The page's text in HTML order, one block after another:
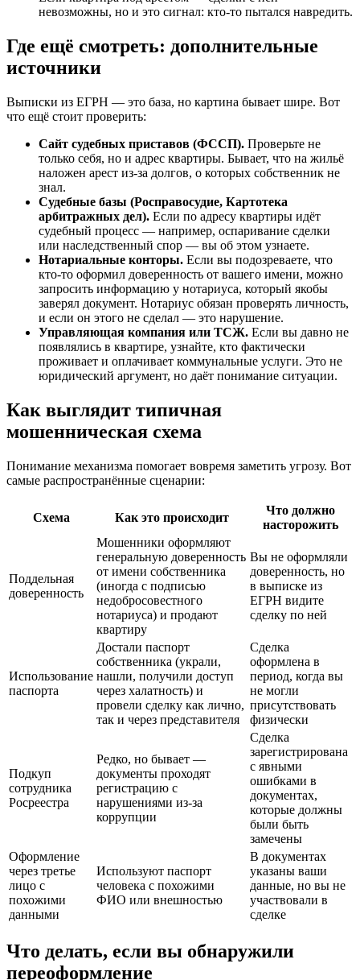
невозможны, но и это сигнал: кто-то пытался навредить.
Где ещё смотреть: дополнительные
источники
Выписки из ЕГРН — это база, но картина бывает шире. Вот
что ещё стоит проверить:
Сайт судебных приставов (ФССП). Проверьте не
только себя, но и адрес квартиры. Бывает, что на жильё
наложен арест из-за долгов, о которых собственник не
знал.
Судебные базы (Росправосудие, Картотека
арбитражных дел). Если по адресу квартиры идёт
судебный процесс — например, оспаривание сделки
или наследственный спор — вы об этом узнаете.
Нотариальные конторы. Если вы подозреваете, что
кто-то оформил доверенность от вашего имени, можно
запросить информацию у нотариуса, который якобы
заверял документ. Нотариус обязан проверять личность,
и если он этого не сделал — это нарушение.
Управляющая компания или ТСЖ. Если вы давно не
появлялись в квартире, узнайте, кто фактически
проживает и оплачивает коммунальные услуги. Это не
юридический аргумент, но даёт понимание ситуации.
Как выглядит типичная
мошенническая схема
Понимание механизма помогает вовремя заметить угрозу. Вот
самые распространённые сценарии:
Схема Как это происходит
Что должно
насторожить
Поддельная
доверенность
Мошенники оформляют
генеральную доверенность
от имени собственника
(иногда с подписью
недобросовестного
нотариуса) и продают
квартиру
Вы не оформляли
доверенность, но
в выписке из
ЕГРН видите
сделку по ней
Использование
паспорта
Достали паспорт
собственника (украли,
нашли, получили доступ
через халатность) и
провели сделку как лично,
так и через представителя
Сделка
оформлена в
период, когда вы
не могли
присутствовать
физически
Подкуп
сотрудника
Росреестра
Редко, но бывает —
документы проходят
регистрацию с
нарушениями из-за
коррупции
Сделка
зарегистрирована
с явными
ошибками в
документах,
которые должны
были быть
замечены
Оформление
через третье
лицо с
похожими
данными
Используют паспорт
человека с похожими
ФИО или внешностью
В документах
указаны ваши
данные, но вы не
участвовали в
сделке
Что делать, если вы обнаружили
переоформление